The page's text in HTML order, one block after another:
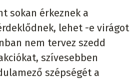
sokan érkeznek a
lehet -e virágot
nem tervez szedd
szívesebben
szépségét a